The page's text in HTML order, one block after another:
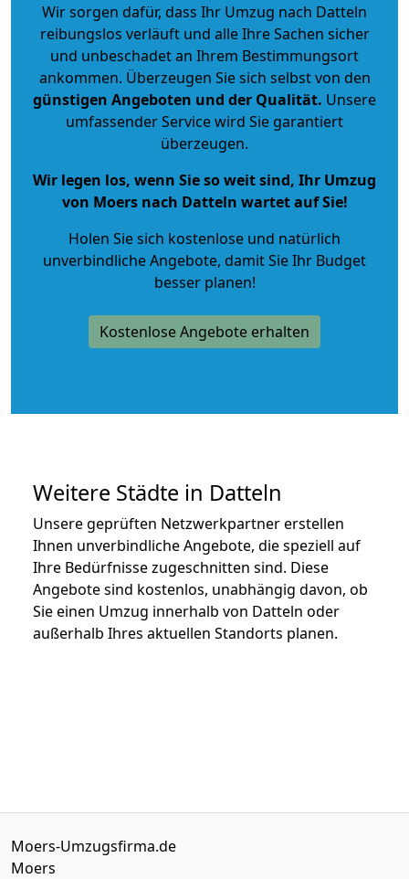
Wir sorgen dafür, dass Ihr Umzug nach Datteln
reibungslos verläuft und alle Ihre Sachen sicher
und unbeschadet an Ihrem Bestimmungsort
ankommen. Überzeugen Sie sich selbst von den
günstigen Angeboten und der Qualität. Unsere
umfassender Service wird Sie garantiert
überzeugen.
Wir legen los, wenn Sie so weit sind, Ihr Umzug
von Moers nach Datteln wartet auf Sie!
Holen Sie sich kostenlose und natürlich
unverbindliche Angebote, damit Sie Ihr Budget
besser planen!
Kostenlose Angebote erhalten
Weitere Städte in Datteln
Unsere geprüften Netzwerkpartner erstellen
Ihnen unverbindliche Angebote, die speziell auf
Ihre Bedürfnisse zugeschnitten sind. Diese
Angebote sind kostenlos, unabhängig davon, ob
Sie einen Umzug innerhalb von Datteln oder
außerhalb Ihres aktuellen Standorts planen.
Moers-Umzugsfirma.de
Moers